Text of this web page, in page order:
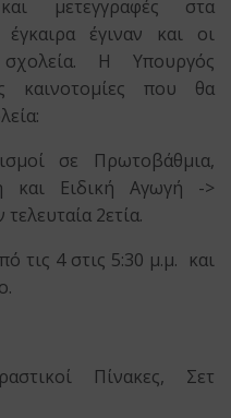
μετεγγραφές στα
έγιναν και οι
Η Υπουργός
καινοτομίες που θα
σε Πρωτοβάθμια,
και Ειδική Αγωγή ->
2ετία.
τις 4 στις 5:30 μ.μ. και
Πίνακες, Σετ